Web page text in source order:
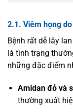
2.1. Viêm họng
Bệnh rất dễ lây
là tình trạng
những đặc điểm
Amidan đỏ và
thường xuất